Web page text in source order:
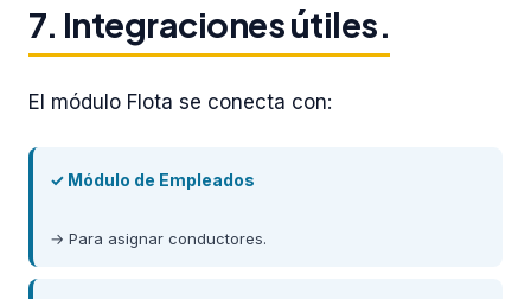
7. Integraciones útiles.
El módulo Flota se conecta con:
✓ Módulo de Empleados
→ Para asignar conductores.